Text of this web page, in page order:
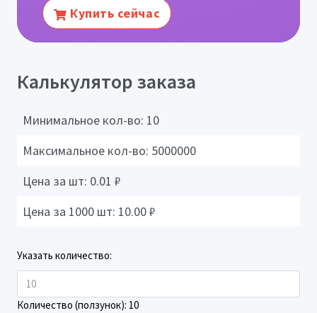
Купить сейчас
Калькулятор заказа
Минимальное кол-во: 10
Максимальное кол-во: 5000000
Цена за шт: 0.01 ₽
Цена за 1000 шт: 10.00₽
Указать количество:
Количество (ползунок): 10